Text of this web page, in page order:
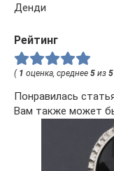
Денди
Рейтинг
( 1 оценка, среднее 5 из 5
Понравилась
Вам также может